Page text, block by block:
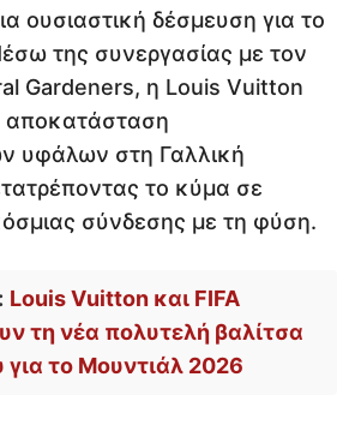
ουσιαστική δέσμευση για το
της συνεργασίας με τον
Gardeners, η Louis Vuitton
αποκατάσταση
υφάλων στη Γαλλική
το κύμα σε
σύνδεσης με τη φύση.
Louis Vuitton και FIFA
τη νέα πολυτελή βαλίτσα
για το Μουντιάλ 2026